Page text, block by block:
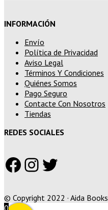
INFORMACIÓN
Envío
Política de Privacidad
Aviso Legal
Términos Y Condiciones
Quiénes Somos
Pago Seguro
Contacte Con Nosotros
Tiendas
REDES SOCIALES
Facebook
Instagram
Twitter
© Copyright 2022 · Aida Books
0